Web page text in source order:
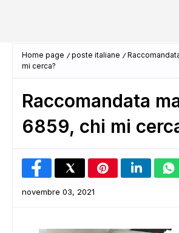
Home page poste italiane
mi cerca?
Raccomandata
6859, chi mi
novembre 03, 2021